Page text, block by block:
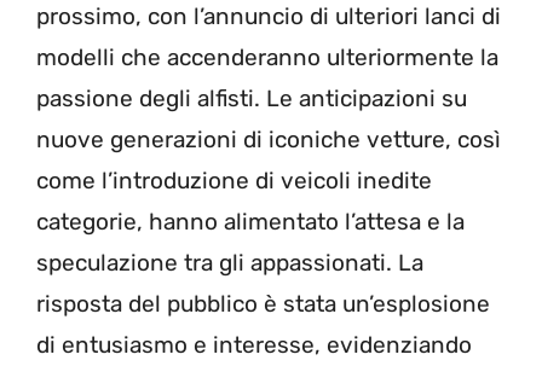
prossimo, con l’annuncio di ulteriori lanci di
modelli che accenderanno ulteriormente la
passione degli alfisti. Le anticipazioni su
nuove generazioni di iconiche vetture, così
come l’introduzione di veicoli inedite
categorie, hanno alimentato l’attesa e la
speculazione tra gli appassionati. La
risposta del pubblico è stata un’esplosione
di entusiasmo e interesse, evidenziando